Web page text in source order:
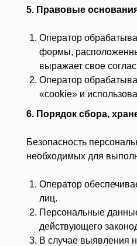
5. Правовые
Оператор
формы,
выражает свое
Оператор
«cookie» и
6. Порядок сбора,
Безопасность
необходимых для
Оператор
лиц.
Персональные
действующего
В случае выявления